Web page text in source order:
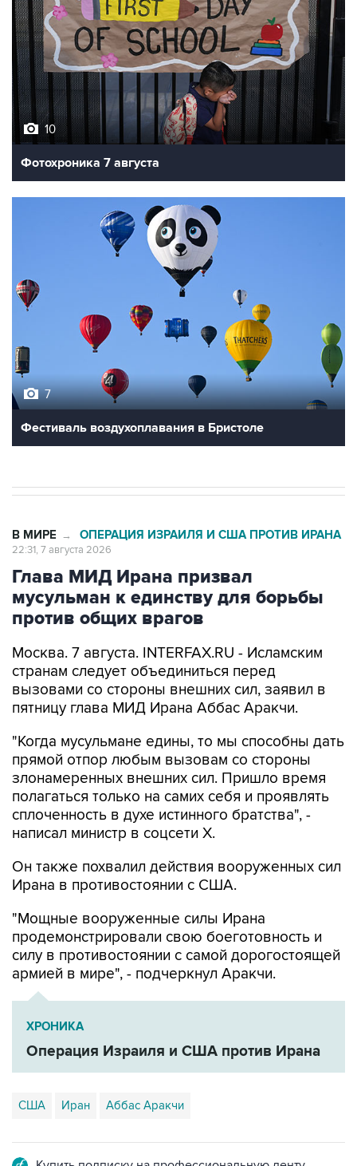
10
Фотохроника 7 августа
7
Фестиваль воздухоплавания в Бристоле
В МИРЕ → ОПЕРАЦИЯ ИЗРАИЛЯ И США ПРОТИВ ИРАНА
22:31, 7 августа 2026
Глава МИД Ирана призвал
мусульман к единству для борьбы
против общих врагов
Москва. 7 августа. INTERFAX.RU - Исламским
странам следует объединиться перед
вызовами со стороны внешних сил, заявил в
пятницу глава МИД Ирана Аббас Аракчи.
"Когда мусульмане едины, то мы способны дать
прямой отпор любым вызовам со стороны
злонамеренных внешних сил. Пришло время
полагаться только на самих себя и проявлять
сплоченность в духе истинного братства", -
написал министр в соцсети Х.
Он также похвалил действия вооруженных сил
Ирана в противостоянии с США.
"Мощные вооруженные силы Ирана
продемонстрировали свою боеготовность и
силу в противостоянии с самой дорогостоящей
армией в мире", - подчеркнул Аракчи.
ХРОНИКА
Операция Израиля и США против Ирана
США Иран Аббас Аракчи